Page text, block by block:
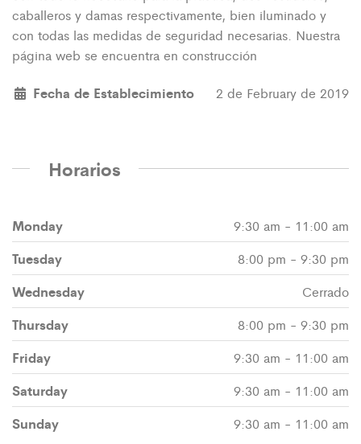
caballeros y damas respectivamente, bien iluminado y
con todas las medidas de seguridad necesarias. Nuestra
página web se encuentra en construcción
Fecha de Establecimiento 2 de February de 2019
Horarios
Monday 9:30 am - 11:00 am
Tuesday 8:00 pm - 9:30 pm
Wednesday Cerrado
Thursday 8:00 pm - 9:30 pm
Friday 9:30 am - 11:00 am
Saturday 9:30 am - 11:00 am
Sunday 9:30 am - 11:00 am